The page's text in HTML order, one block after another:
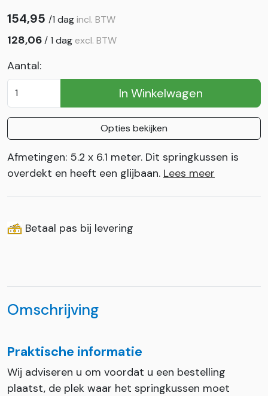
154,95 /1 dagincl. BTW
128,06/1 dag excl. BTW
Aantal:
In Winkelwagen
Opties bekijken
Afmetingen: 5.2 x 6.1 meter. Dit springkussen is
overdekt en heeft een glijbaan. Lees meer
Betaal pas bij levering
Omschrijving
Praktische informatie
Wij adviseren u om voordat u een bestelling
plaatst, de plek waar het springkussen moet